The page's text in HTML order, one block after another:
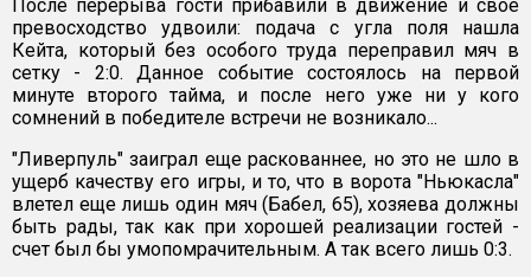
После перерыва гости прибавили в движение и свое
превосходство удвоили: подача с угла поля нашла
Кейта, который без особого труда переправил мяч в
сетку - 2:0. Данное событие состоялось на первой
минуте второго тайма, и после него уже ни у кого
сомнений в победителе встречи не возникало...
"Ливерпуль" заиграл еще раскованнее, но это не шло в
ущерб качеству его игры, и то, что в ворота "Ньюкасла"
влетел еще лишь один мяч (Бабел, 65), хозяева должны
быть рады, так как при хорошей реализации гостей -
счет был бы умопомрачительным. А так всего лишь 0:3.